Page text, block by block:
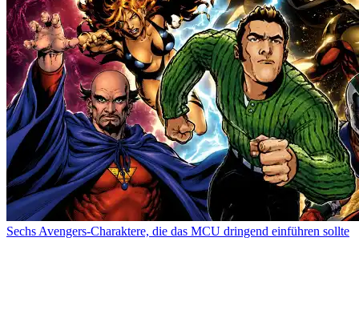
Sechs Avengers-Charaktere, die das MCU dringend einführen sollte